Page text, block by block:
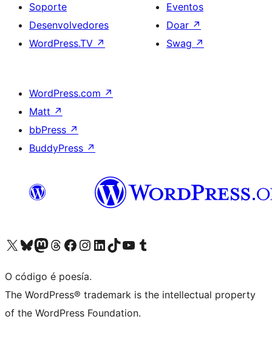
Soporte
Desenvolvedores
WordPress.TV ↗
Eventos
Doar ↗
Swag ↗
WordPress.com ↗
Matt ↗
bbPress ↗
BuddyPress ↗
Visita la cuenta de X (anteriormente Twitter)
Visita a nosa conta de Bluesky
Visita a nosa conta de Mastodon
Visita a nosa conta de Threads
Visita a nosa páxina de Facebook
Visita a nosa conta de Instagram
Visita a nosa conta de LinkedIn
Visita a nosa conta de TikTok
Visita a nosa canle de YouTube
Visita a nosa conta de Tumblr
O código é poesía.
The WordPress® trademark is the intellectual property
of the WordPress Foundation.